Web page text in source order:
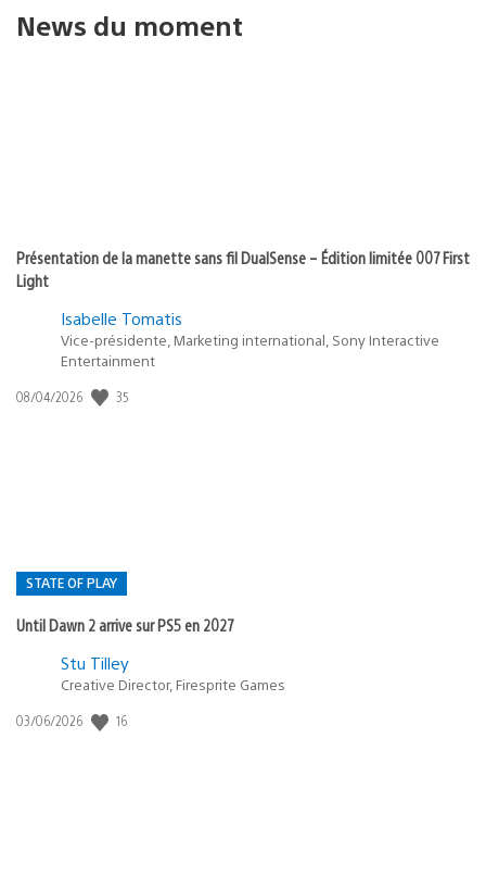
News du moment
Présentation de la manette sans fil DualSense – Édition limitée 007 First
Light
Isabelle Tomatis
Vice-présidente, Marketing international, Sony Interactive
Entertainment
Date
08/04/2026 35
STATE OF PLAY
Until Dawn 2 arrive sur PS5 en 2027
Postée
:
Stu Tilley
Creative Director, Firesprite Games
Date
03/06/2026 16